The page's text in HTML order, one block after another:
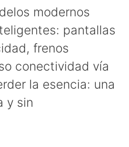
modernos
pantallas
frenos
conectividad vía
la esencia: una
y sin